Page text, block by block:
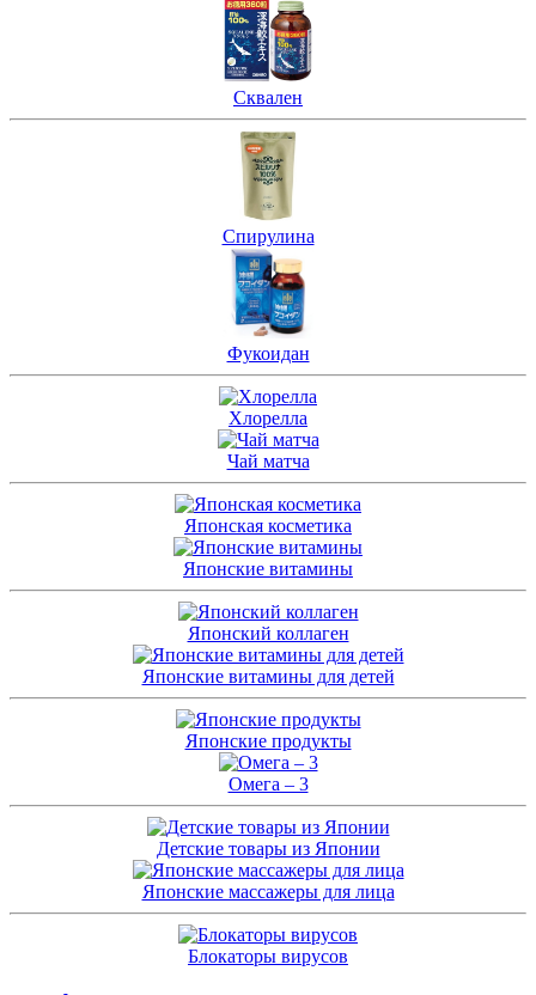
Сквален
Спирулина
Фукоидан
Хлорелла
Чай матча
Японская косметика
Японские витамины
Японский коллаген
Японские витамины для детей
Японские продукты
Омега – 3
Детские товары из Японии
Японские массажеры для лица
Блокаторы вирусов